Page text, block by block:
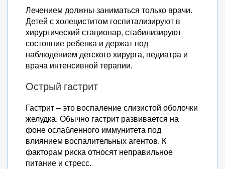
Лечением должны заниматься только врачи.
Детей с холециститом госпитализируют в
хирургический стационар, стабилизируют
состояние ребенка и держат под
наблюдением детского хирурга, педиатра и
врача интенсивной терапии.
Острый гастрит
Гастрит – это воспаление слизистой оболочки
желудка. Обычно гастрит развивается на
фоне ослабленного иммунитета под
влиянием воспалительных агентов. К
факторам риска относят неправильное
питание и стресс.